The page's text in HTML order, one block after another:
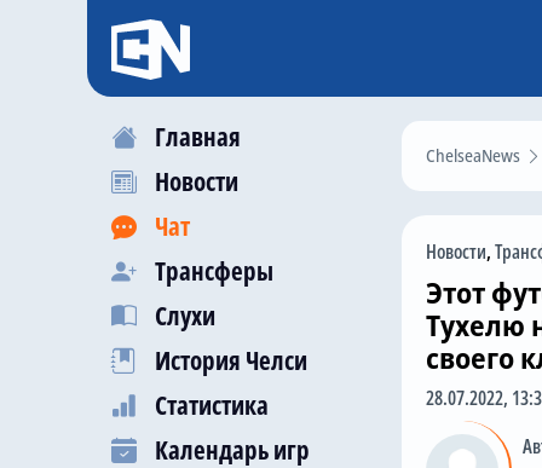
Главная
Новости
Чат
Трансферы
Слухи
История Челси
Статистика
Календарь игр
ChelseaNews
Новости,
Этот
Тухелю
своего
28.07.2022,